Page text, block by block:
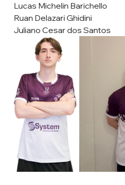
Lucas Michelin Barichello
Ruan Delazari Ghidini
Juliano Cesar dos Santos